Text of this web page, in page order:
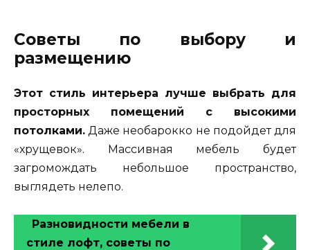
Советы по выбору и
размещению
Этот стиль интерьера лучше выбрать для
просторных помещений с высокими
потолками. Даже необарокко не подойдет для
«хрущевок». Массивная мебель будет
загромождать небольшое пространство,
выглядеть нелепо.
Разновидности мебели в
стиле лофт, советы по